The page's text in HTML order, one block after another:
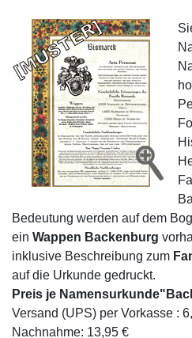
Bedeutung werden auf dem
ein Wappen Backenburg
inklusive Beschreibung zum
auf die Urkunde gedruckt.
Preis je
Versand (UPS) per Vorkasse :
Nachnahme: 13,95 €